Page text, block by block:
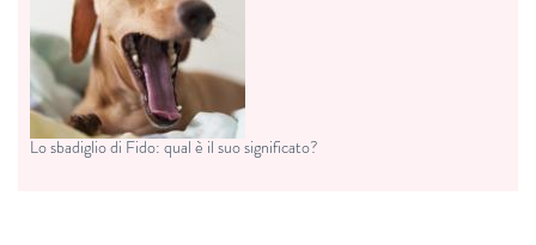
Lo sbadiglio di Fido: qual è il suo significato?